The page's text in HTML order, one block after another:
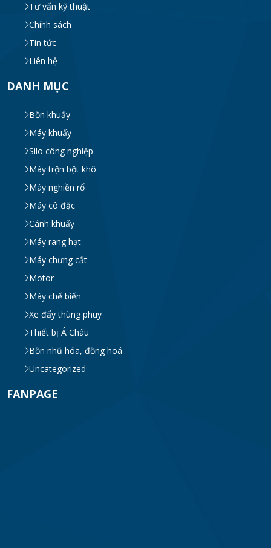
Bồn khuấy đồng hóa thực phẩm cánh quét
Máy Khuấy Hóa Chất Inox 304 Chống Ăn
WED 07, 2026
Bồn khuấy gia nhiệt cánh đảo syrup
TUE 07, 2026
Máy khuấy đồng hóa cánh quét mật ong
bơm chân không
TUE 07, 2026
TUE 07, 2026
Máy khuấy phân bón công nghiệp 150-200
lít
Tư vấn kỹ thuật
Chính sách
Tin tức
Liên hệ
DANH MỤC
Bồn khuấy
Máy khuấy
Silo công nghiệp
Máy trộn bột khô
Máy nghiền rổ
Máy cô đặc
Cánh khuấy
Máy rang hạt
Máy chưng cất
Motor
Máy chế biến
Xe đẩy thùng phuy
Thiết bị Á Châu
Bồn nhũ hóa, đồng hoá
Uncategorized
FANPAGE